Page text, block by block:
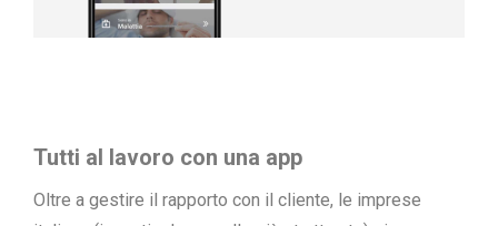
Tutti al lavoro con una app
Oltre a gestire il rapporto con il cliente, le imprese